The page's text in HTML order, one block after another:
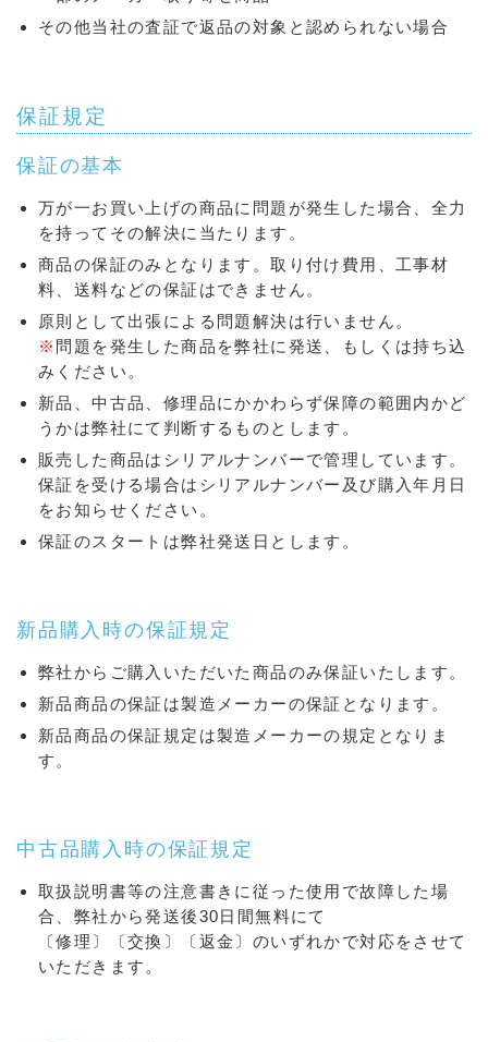
その他当社の査証で返品の対象と認められない場合
保証規定
保証の基本
万が一お買い上げの商品に問題が発生した場合、全力
を持ってその解決に当たります。
商品の保証のみとなります。取り付け費用、工事材
料、送料などの保証はできません。
原則として出張による問題解決は行いません。
※ 問題を発生した商品を弊社に発送、もしくは持ち込
みください。
新品、中古品、修理品にかかわらず保障の範囲内かど
うかは弊社にて判断するものとします。
販売した商品はシリアルナンバーで管理しています。
保証を受ける場合はシリアルナンバー及び購入年月日
をお知らせください。
保証のスタートは弊社発送日とします。
新品購入時の保証規定
弊社からご購入いただいた商品のみ保証いたします。
新品商品の保証は製造メーカーの保証となります。
新品商品の保証規定は製造メーカーの規定となりま
す。
中古品購入時の保証規定
取扱説明書等の注意書きに従った使用で故障した場
合、弊社から発送後30日間無料にて
〔修理〕〔交換〕〔返金〕のいずれかで対応をさせて
いただきます。